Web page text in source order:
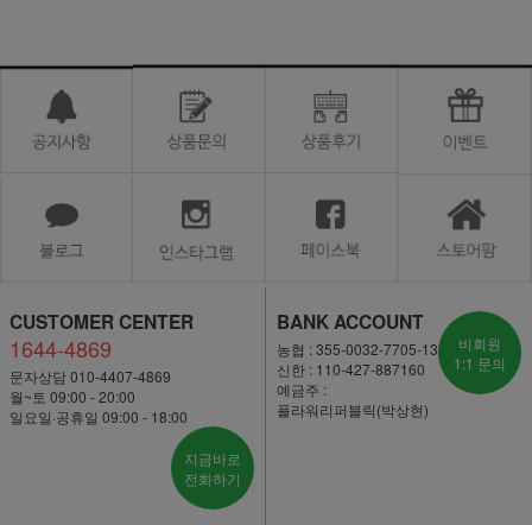
CUSTOMER CENTER
1644-4869
문자상담 010-4407-4869
월~토 09:00 - 20:00
일요일·공휴일 09:00 - 18:00
지금바로
전화하기
BANK ACCOUNT
농협 : 355-0032-7705-13
신한 : 110-427-887160
예금주 :
플라워리퍼블릭(박상현)
비회원
1:1 문의